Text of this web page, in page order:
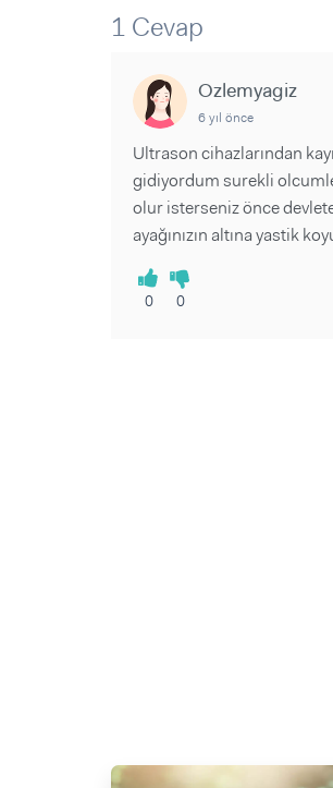
1 Cevap
Ozlemyagiz
6 yıl önce
Ultrason cihazlarından
gidiyordum surekli
olur isterseniz önce
ayağınızın altına yastik
0 0